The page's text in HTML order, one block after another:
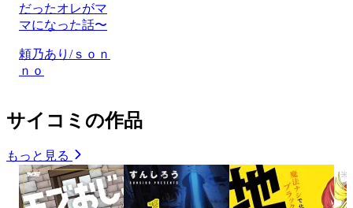
だったオレがマ
マになった話〜
頼乃あり/ｓｏｎ
ｎｏ
サイコミの作品
もっと見る